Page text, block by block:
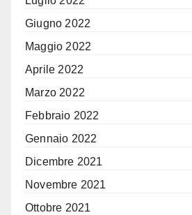
Giugno 2022
Maggio 2022
Aprile 2022
Marzo 2022
Febbraio 2022
Gennaio 2022
Dicembre 2021
Novembre 2021
Ottobre 2021